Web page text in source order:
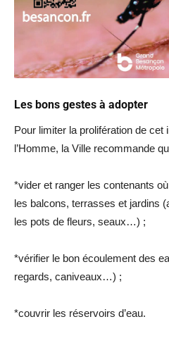
Les bons gestes à adopter
Pour limiter la prolifération de
l’Homme, la Ville recommande
*vider et ranger les contenants
les balcons, terrasses et jardins
les pots de fleurs, seaux…) ;
*vérifier le bon écoulement des
regards, caniveaux…) ;
*couvrir les réservoirs d’eau.